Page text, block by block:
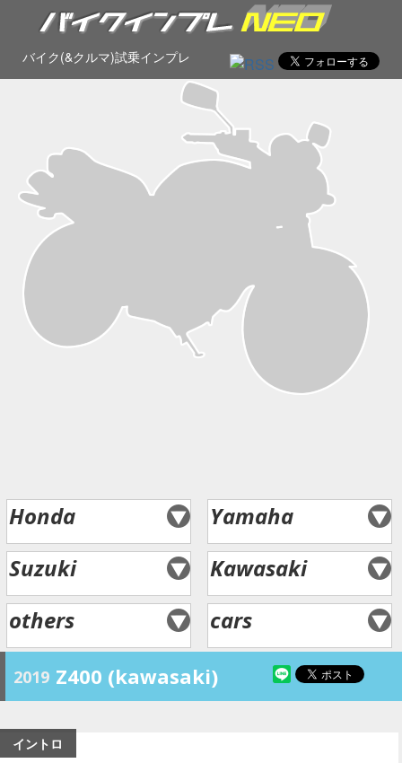
バイク(&クルマ)試乗インプレ
Honda
Yamaha
Suzuki
Kawasaki
others
cars
2019 Z400 (kawasaki)
イントロ